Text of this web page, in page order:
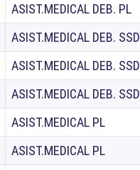
ASIST.MEDICAL DEB. PL
ASIST.MEDICAL DEB. SSD
ASIST.MEDICAL DEB. SSD
ASIST.MEDICAL DEB. SSD
ASIST.MEDICAL PL
ASIST.MEDICAL PL